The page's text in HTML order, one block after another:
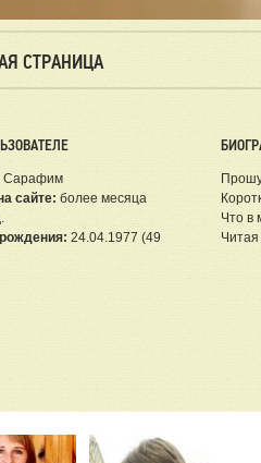
СТРАНИЦА
Сарафим
сайте: более месяца
24.04.1977 (49
Что в
Читая